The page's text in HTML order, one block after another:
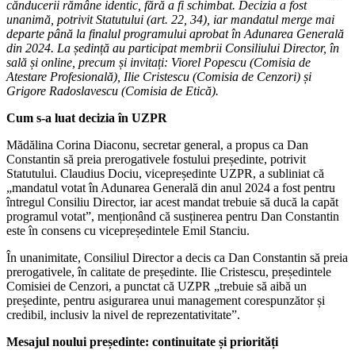
cănducerii rămâne identic, fără a fi schimbat. Decizia a fost
unanimă, potrivit Statutului (art. 22, 34), iar mandatul merge mai
departe până la finalul programului aprobat în Adunarea Generală
din 2024. La ședință au participat membrii Consiliului Director, în
sală și online, precum și invitați: Viorel Popescu (Comisia de
Atestare Profesională), Ilie Cristescu (Comisia de Cenzori) și
Grigore Radoslavescu (Comisia de Etică).
Cum s-a luat decizia în UZPR
Mădălina Corina Diaconu, secretar general, a propus ca Dan
Constantin să preia prerogativele fostului președinte, potrivit
Statutului. Claudius Dociu, vicepreședinte UZPR, a subliniat că
„mandatul votat în Adunarea Generală din anul 2024 a fost pentru
întregul Consiliu Director, iar acest mandat trebuie să ducă la capăt
programul votat”, menționând că susținerea pentru Dan Constantin
este în consens cu vicepreședintele Emil Stanciu.
În unanimitate, Consiliul Director a decis ca Dan Constantin să preia
prerogativele, în calitate de președinte. Ilie Cristescu, președintele
Comisiei de Cenzori, a punctat că UZPR „trebuie să aibă un
președinte, pentru asigurarea unui management corespunzător și
credibil, inclusiv la nivel de reprezentativitate”.
Mesajul noului președinte: continuitate și priorități